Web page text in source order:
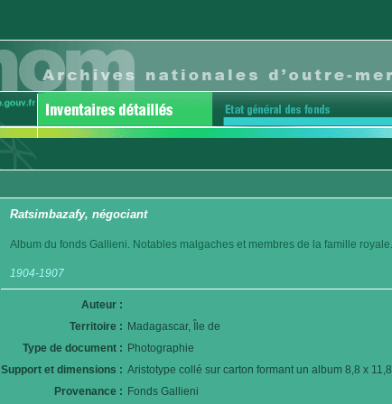
Ratsimbazafy, négociant
Album du fonds Gallieni. Notables malgaches et membres de la famille royale.
1904-1907
Auteur :
Territoire : Madagascar, Île de
Type de document : Photographie
Support et dimensions : Aristotype collé sur carton formant un album 8,8 x 11,8
Provenance : Fonds Gallieni